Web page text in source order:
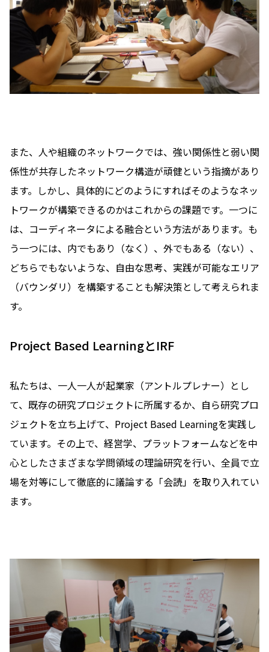
また、人や組織のネットワークでは、強い関係性と弱い関
係性が共存したネットワーク構造が頑健という指摘があり
ます。しかし、具体的にどのようにすればそのようなネッ
トワークが構築できるのかはこれからの課題です。一つに
は、コーディネータによる融合という方法があります。も
う一つには、内でもあり（なく）、外でもある（ない）、
どちらでもないような、自由な思考、実践が可能なエリア
（バウンダリ）を構築することも解決策として考えられま
す。
Project Based LearningとIRF
私たちは、一人一人が起業家（アントルプレナー）とし
て、既存の研究プロジェクトに所属するか、自ら研究プロ
ジェクトを立ち上げて、Project Based Learningを実践し
ています。その上で、経営学、プラットフォームなどを中
心としたさまざまな学問領域の理論研究を行い、全員で立
場を対等にして徹底的に議論する「会読」を取り入れてい
ます。